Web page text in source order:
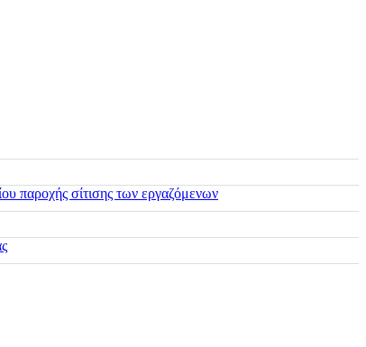
παροχής σίτισης των εργαζόμενων